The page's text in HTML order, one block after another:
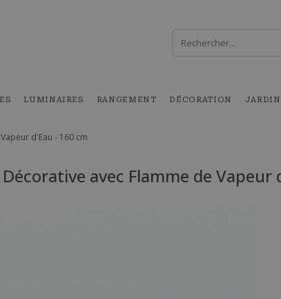
LUMINAIRES RANGEMENT DÉCORATION JARDIN
d'Eau - 160 cm
avec Flamme de Vapeur